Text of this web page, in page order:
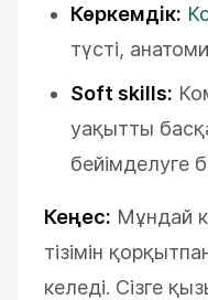
Көркемдік:
түсті,
Soft skills:
уақытты
бейімделуге
Кеңес: Мұндай
тізімін
келеді. Сізге